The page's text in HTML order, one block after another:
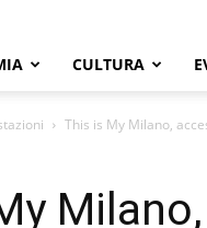
CULTURA
This is My Milano,